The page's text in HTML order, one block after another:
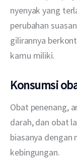
nyenyak yang
perubahan
gilirannya
kamu miliki.
Konsumsi
Obat penenang,
darah, dan obat
biasanya dengan
kebingungan.